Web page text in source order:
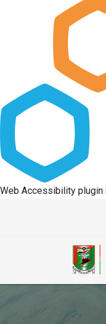
Web Accessibility plugin